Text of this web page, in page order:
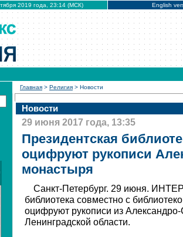
2019 года, 23:14 (МСК) English
Главная > Религия > Новости
Новости
29 июня 2017 года, 13:35
Президентская
оцифруют рукописи
монастыря
Санкт-Петербург. 29 июня.
библиотека совместно с
оцифруют рукописи из
Ленинградской области.